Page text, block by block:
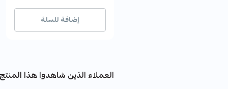
44+ بيع مؤخراً
44+ بيع مؤخراً
إضافة للسلة
العملاء الذين شاهدوا هذا